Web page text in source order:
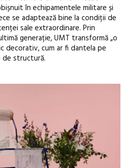
în echipamentele militare și
se adaptează bine la condiții de
sale extraordinare. Prin
generație, UMT transformă „o
decorativ, cum ar fi dantela pe
structură.